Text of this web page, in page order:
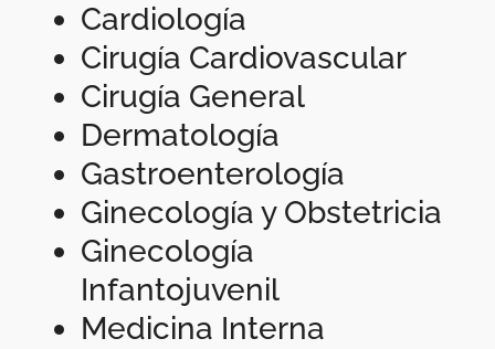
Cardiología
Cirugía Cardiovascular
Cirugía General
Dermatología
Gastroenterología
Ginecología y Obstetricia
Ginecología
Infantojuvenil
Medicina Interna